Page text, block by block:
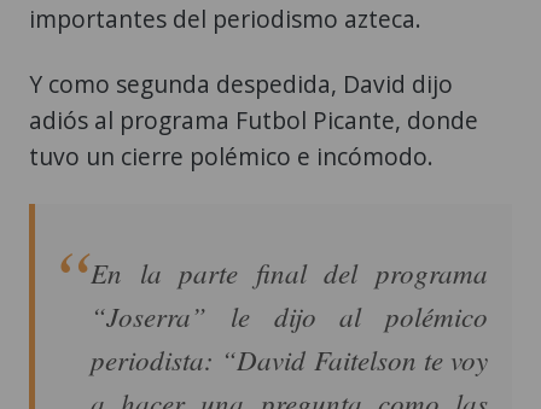
importantes del periodismo azteca.
Y como segunda despedida, David dijo
adiós al programa Futbol Picante, donde
tuvo un cierre polémico e incómodo.
En la parte final del programa
“Joserra” le dijo al polémico
periodista: “David Faitelson te voy